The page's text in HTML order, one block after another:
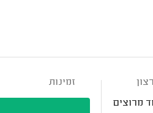
מרוצים
זמינות